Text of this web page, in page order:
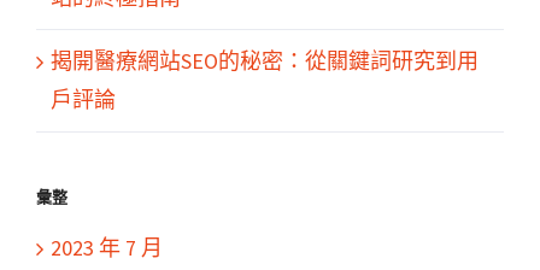
揭開醫療網站SEO的秘密：從關鍵詞研究到用
戶評論
彙整
2023 年 7 月